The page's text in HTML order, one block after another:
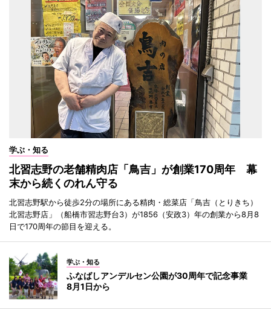
学ぶ・知る
北習志野の老舗精肉店「鳥吉」が創業170周年 幕
末から続くのれん守る
北習志野駅から徒歩2分の場所にある精肉・総菜店「鳥吉（とりきち）
北習志野店」（船橋市習志野台3）が1856（安政3）年の創業から8月8
日で170周年の節目を迎える。
学ぶ・知る
ふなばしアンデルセン公園が30周年で記念事業
8月1日から